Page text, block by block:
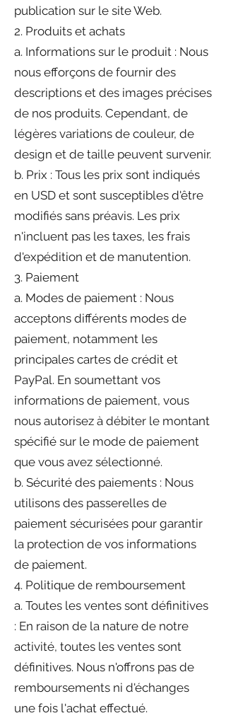
publication sur le site Web.
2. Produits et achats
a. Informations sur le produit : Nous
nous efforçons de fournir des
descriptions et des images précises
de nos produits. Cependant, de
légères variations de couleur, de
design et de taille peuvent survenir.
b. Prix : Tous les prix sont indiqués
en USD et sont susceptibles d'être
modifiés sans préavis. Les prix
n'incluent pas les taxes, les frais
d'expédition et de manutention.
3. Paiement
a. Modes de paiement : Nous
acceptons différents modes de
paiement, notamment les
principales cartes de crédit et
PayPal. En soumettant vos
informations de paiement, vous
nous autorisez à débiter le montant
spécifié sur le mode de paiement
que vous avez sélectionné.
b. Sécurité des paiements : Nous
utilisons des passerelles de
paiement sécurisées pour garantir
la protection de vos informations
de paiement.
4. Politique de remboursement
a. Toutes les ventes sont définitives
: En raison de la nature de notre
activité, toutes les ventes sont
définitives. Nous n'offrons pas de
remboursements ni d'échanges
une fois l'achat effectué.